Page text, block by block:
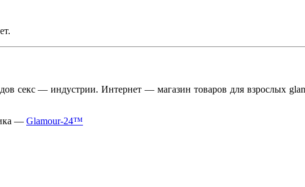
секс — индустрии. Интернет — магазин товаров для взрослых
— Glamour-24™